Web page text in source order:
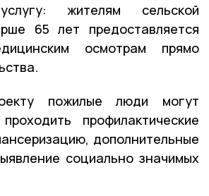
жителям сельской
65 лет предоставляется
осмотрам прямо
пожилые люди могут
профилактические
дополнительные
социально значимых